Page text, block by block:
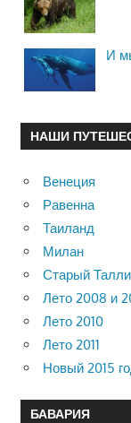
И
НАШИ
Венеция
Равенна
Таиланд
Милан
Старый
Лето 2008 и
Лето 2010
Лето 2011
Новый 2015
БАВАРИЯ